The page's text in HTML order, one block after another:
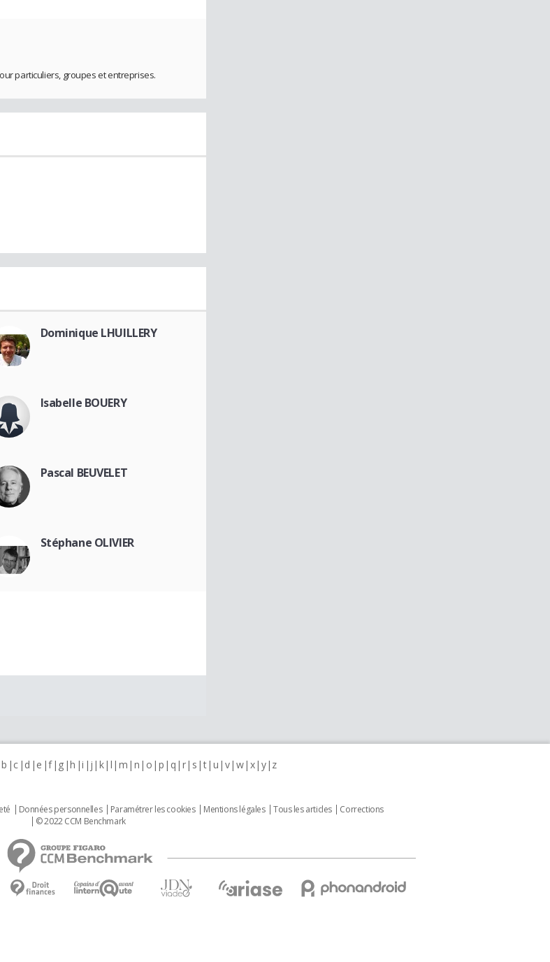
particuliers, groupes et entreprises.
Dominique LHUILLERY
Isabelle BOUERY
Pascal BEUVELET
Stéphane OLIVIER
b c d e f g h i j k l m n o p q r s t u v w x y z
Données personnelles Paramétrer les cookies Mentions légales Tous les articles
Corrections
© 2022 CCM Benchmark